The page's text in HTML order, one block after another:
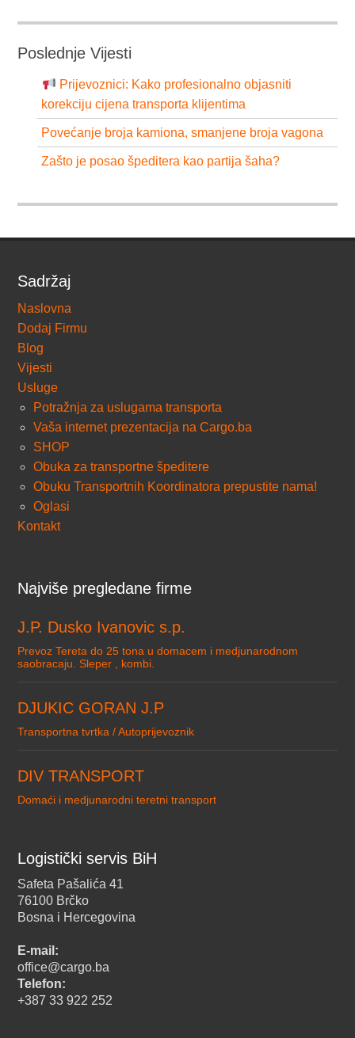
Poslednje Vijesti
Prijevoznici: Kako profesionalno objasniti
korekciju cijena transporta klijentima
Povećanje broja kamiona, smanjene broja vagona
Zašto je posao špeditera kao partija šaha?
Sadržaj
Naslovna
Dodaj Firmu
Blog
Vijesti
Usluge
Potražnja za uslugama transporta
Vaša internet prezentacija na Cargo.ba
SHOP
Obuka za transportne špeditere
Obuku Transportnih Koordinatora prepustite nama!
Oglasi
Kontakt
Najviše pregledane firme
J.P. Dusko Ivanovic s.p.
Prevoz Tereta do 25 tona u domacem i medjunarodnom
saobracaju. Sleper , kombi.
DJUKIC GORAN J.P
Transportna tvrtka / Autoprijevoznik
DIV TRANSPORT
Domaći i medjunarodni teretni transport
Logistički servis BiH
Safeta Pašalića 41
76100 Brčko
Bosna i Hercegovina
E-mail:
office@cargo.ba
Telefon:
+387 33 922 252